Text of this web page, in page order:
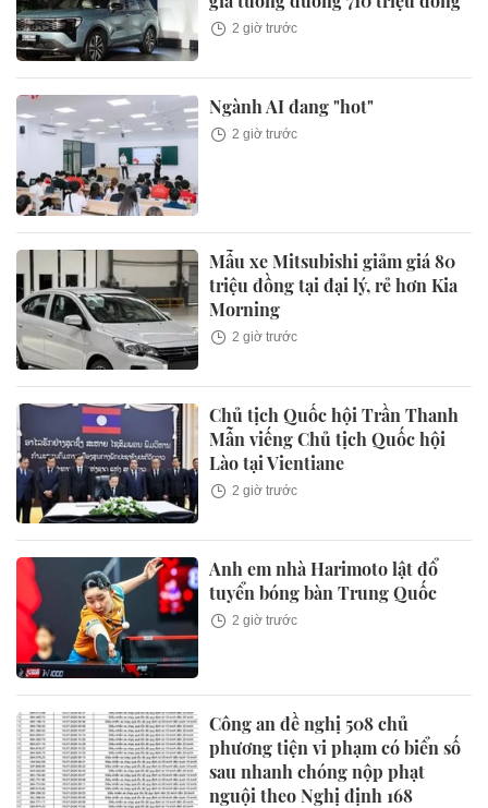
2 giờ trước
Ngành AI đang "hot"
2 giờ trước
Mẫu xe Mitsubishi giảm giá 80
triệu đồng tại đại lý, rẻ hơn Kia
Morning
2 giờ trước
Chủ tịch Quốc hội Trần Thanh
Mẫn viếng Chủ tịch Quốc hội
Lào tại Vientiane
2 giờ trước
Anh em nhà Harimoto lật đổ
tuyển bóng bàn Trung Quốc
2 giờ trước
Công an đề nghị 508 chủ
phương tiện vi phạm có biển số
sau nhanh chóng nộp phạt
nguội theo Nghị định 168